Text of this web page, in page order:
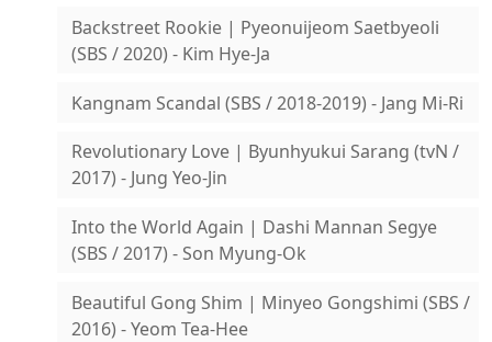
Backstreet Rookie | Pyeonuijeom Saetbyeoli
(SBS / 2020) - Kim Hye-Ja
Kangnam Scandal (SBS / 2018-2019) - Jang Mi-Ri
Revolutionary Love | Byunhyukui Sarang (tvN /
2017) - Jung Yeo-Jin
Into the World Again | Dashi Mannan Segye
(SBS / 2017) - Son Myung-Ok
Beautiful Gong Shim | Minyeo Gongshimi (SBS /
2016) - Yeom Tea-Hee